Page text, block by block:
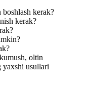
kerak?
kerak?
oltin
yaxshi usullari